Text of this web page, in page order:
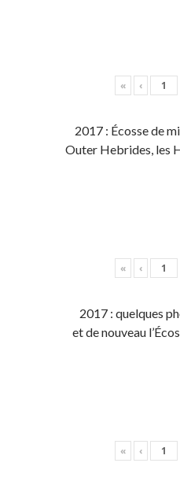
« ‹
2017 : Écosse de
Outer Hebrides, les
« ‹
2017 : quelques
et de nouveau
« ‹